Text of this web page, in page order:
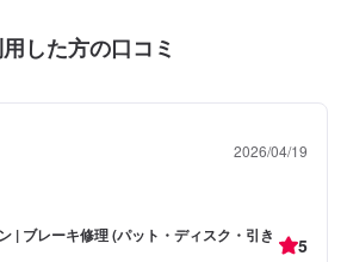
した方の口コミ
2026/04/19
| ブレーキ修理 (パット・ディスク・引き
5